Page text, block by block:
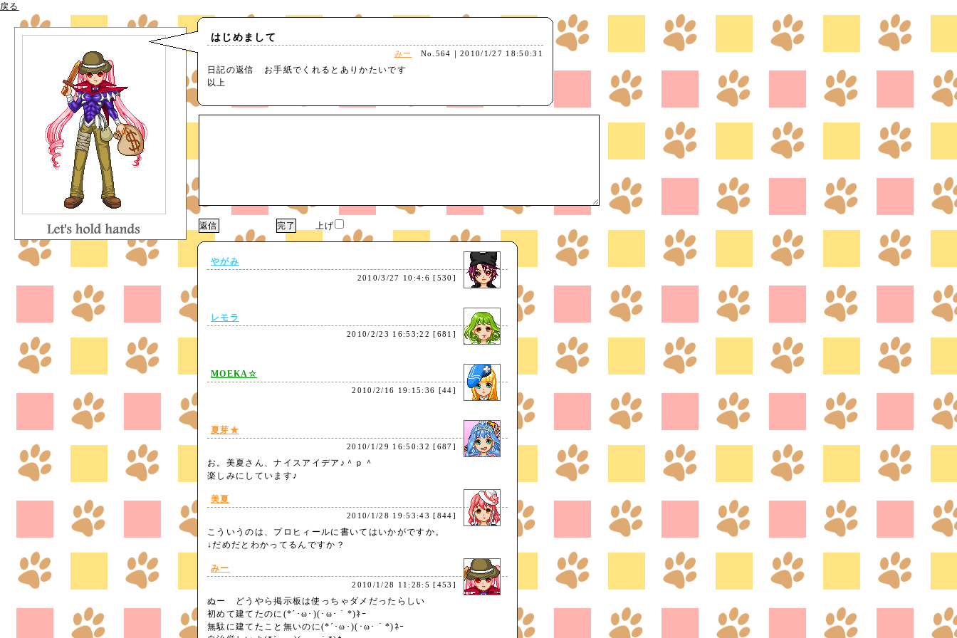
戻る
はじめまして
みー No.564｜2010/1/27 18:50:31
日記の返信 お手紙でくれるとありかたいです
以上
上げ
やがみ
2010/3/27 10:4:6 [530]
レモラ
2010/2/23 16:53:22 [681]
MOEKA☆
2010/2/16 19:15:36 [44]
夏芽★
2010/1/29 16:50:32 [687]
お。美夏さん、ナイスアイデア♪＾ｐ＾
楽しみにしています♪
美夏
2010/1/28 19:53:43 [844]
こういうのは、プロヒィールに書いてはいかがですか。
↓だめだとわかってるんですか？
みー
2010/1/28 11:28:5 [453]
ぬー どうやら掲示板は使っちゃダメだったらしい
初めて建てたのに(*´･ω･)(･ω･｀*)ﾈｰ
無駄に建てたこと無いのに(*´･ω･)(･ω･｀*)ﾈｰ